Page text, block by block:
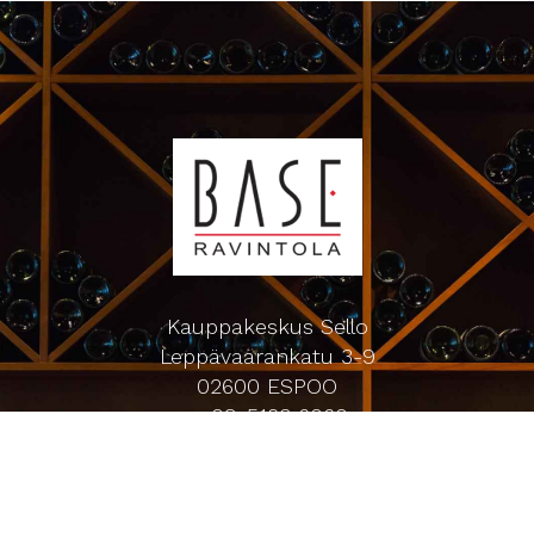
Kauppakeskus Sello
Leppävaarankatu 3-9
02600 ESPOO
p. 09-5123 6060